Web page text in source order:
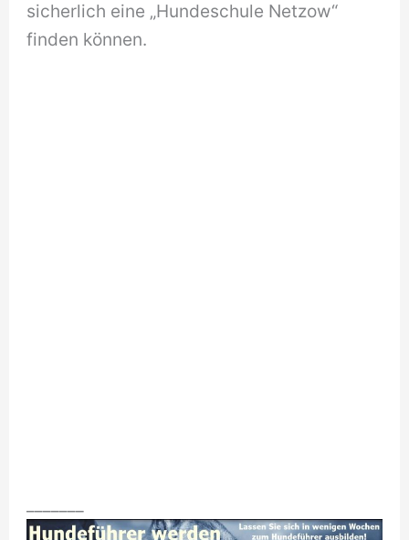
sicherlich eine „Hundeschule Netzow“
finden können.